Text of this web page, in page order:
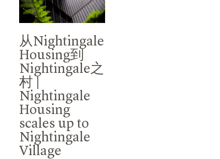
从Nightingale
Housing到
Nightingale之
村 |
Nightingale
Housing
scales up to
Nightingale
Village